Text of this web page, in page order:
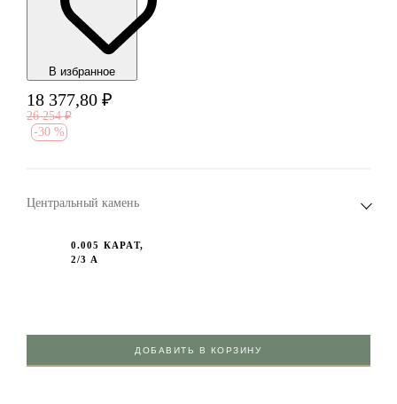
В избранноe
18 377,80 ₽
26 254 ₽
-30 %
Центральный камень
0.005 КАРАТ,
2/3 А
ДОБАВИТЬ В КОРЗИНУ